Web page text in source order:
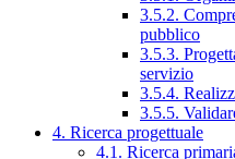
3.5.2.
pubblico
3.5.3.
servizio
3.5.4.
3.5.5.
4. Ricerca progettuale
4.1. Ricerca